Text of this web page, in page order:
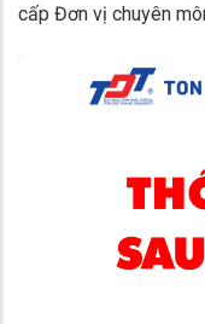
cấp Đơn vị chuyên